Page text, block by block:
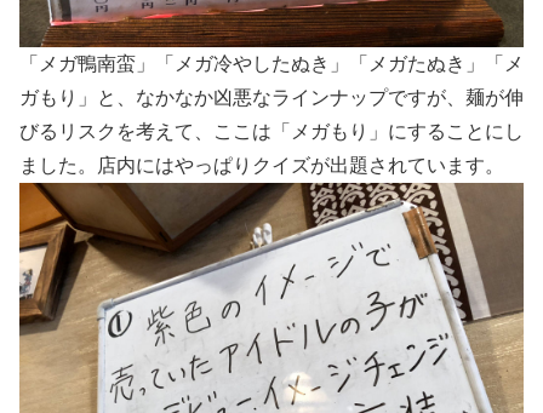
「メガ鴨南蛮」「メガ冷やしたぬき」「メガたぬき」「メ
ガもり」と、なかなか凶悪なラインナップですが、麺が伸
びるリスクを考えて、ここは「メガもり」にすることにし
ました。店内にはやっぱりクイズが出題されています。